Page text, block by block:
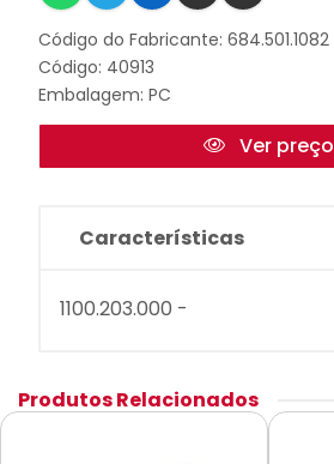
Código do Fabricante: 684.501.1082
Código: 40913
Embalagem: PC
Ver preço
Características
1100.203.000 -
Produtos Relacionados